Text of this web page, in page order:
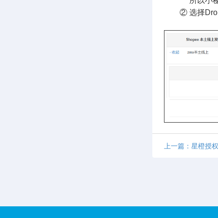
② 选择Drop
上一篇：星橙授